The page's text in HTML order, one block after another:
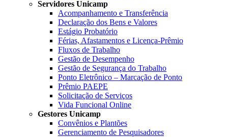
Servidores Unicamp
Acompanhamento e Transferência
Declaração dos Bens e Valores
Estágio Probatório
Férias, Afastamentos e Licença-Prêmio
Fluxos de Trabalho
Gestão de Desempenho
Gestão de Segurança do Trabalho
Ponto Eletrônico – Marcação de Ponto
Prêmio PAEPE
Solicitação de Serviços
Vida Funcional Online
Gestores Unicamp
Convênios e Plantões
Gerenciamento de Pesquisadores